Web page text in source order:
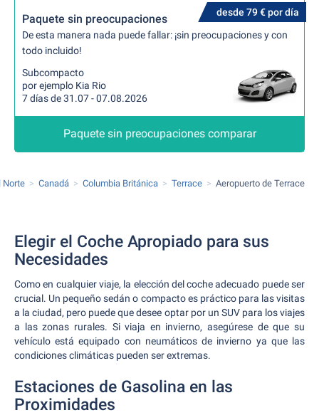
desde 79 € por día
Paquete sin preocupaciones
De esta manera nada puede fallar: ¡sin preocupaciones y con
todo incluido!
Subcompacto
por ejemplo Kia Rio
7 días de 31.07 - 07.08.2026
Paquete sin preocupaciones comparar
Norte Canadá Columbia Británica Terrace Aeropuerto de Terrace
Elegir el Coche Apropiado para sus
Necesidades
Como en cualquier viaje, la elección del coche adecuado puede ser
crucial. Un pequeño sedán o compacto es práctico para las visitas
a la ciudad, pero puede que desee optar por un SUV para los viajes
a las zonas rurales. Si viaja en invierno, asegúrese de que su
vehículo está equipado con neumáticos de invierno ya que las
condiciones climáticas pueden ser extremas.
Estaciones de Gasolina en las
Proximidades